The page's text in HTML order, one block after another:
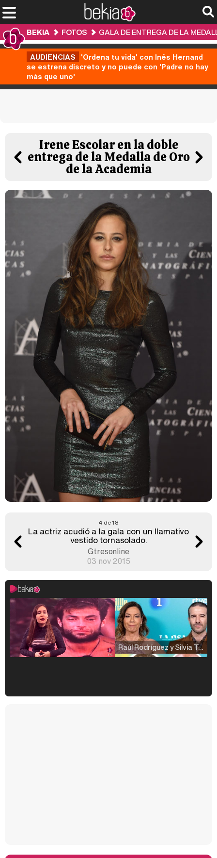
BEKIA FOTOS GALA DE ENTREGA DE LA
AUDIENCIAS 'Ordena tu vida' con Inés Hernand
se estrena discreto y no puede con 'Padre no hay
más que uno'
Irene Escolar en la doble
entrega de la Medalla de Oro
de la Academia
4de 18
La actriz acudió a la gala con un llamativo
vestido tornasolado.
Gtresonline
03 nov 2015
Raúl Rodríguez y Silvia Taulés nos cuentan su papel en 'La familia de la tele'